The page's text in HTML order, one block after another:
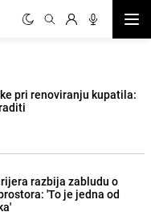
pri renoviranju kupatila:
razbija zabludu o
'To je jedna od